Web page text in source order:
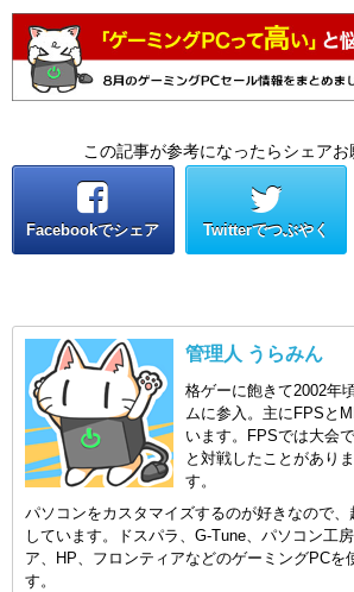
この記事が参考になったらシェアお
Facebookでシェア Twitterでつぶやく
管理人 うらみん
格ゲーに飽きて2002年
ムに参入。主にFPSと
います。FPSでは大会
と対戦したことがあり
す。
パソコンをカスタマイズするのが好きなので
しています。ドスパラ、G-Tune、パソコン工
ア、HP、フロンティアなどのゲーミングPCを
す。